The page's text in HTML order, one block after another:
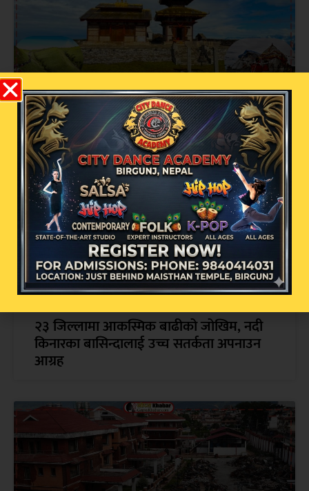
धर्तीको भू-स्वर्ग बाजुराको बडी मालिकामा भदौ १
गतेबाट पूजा आरम्भ हुने
२३ जिल्लामा आकस्मिक बाढीको जोखिम, नदी
किनारका बासिन्दालाई उच्च सतर्कता अपनाउन
आग्रह